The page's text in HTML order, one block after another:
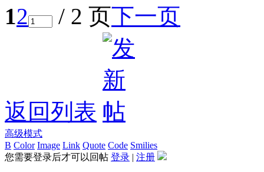
12 / 2 页下一页
返回列表
高级模式
B Color Image Link Quote Code Smilies
您需要登录后才可以回帖 登录 | 注册